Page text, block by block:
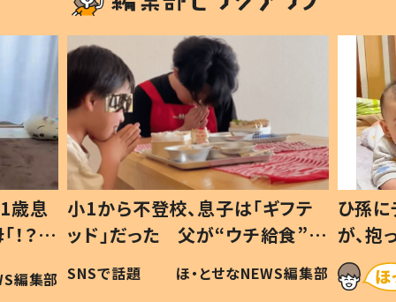
歳息
？」
編集部
小1から不登校、息子は「ギフテ
ッド」だった 父が“ウチ給食”を
作り続ける理由とは #令和の親
#令和の子
SNSで話題 ほ・とせなNEWS編集部
ひ孫
が、
「涙が
い」